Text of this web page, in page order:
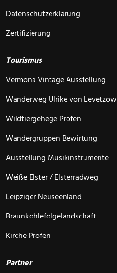
Datenschutzerklärung
Zertifizierung
Tourismus
Vermona Vintage Ausstellung
Wanderweg Ulrike von Levetzow
Wildtiergehege Profen
Wandergruppen Bewirtung
Ausstellung Musikinstrumente
Weiße Elster / Elsterradweg
Leipziger Neuseenland
Braunkohlefolgelandschaft
Kirche Profen
Partner